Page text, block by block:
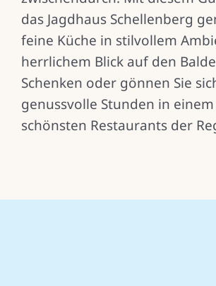
das Jagdhaus Schellenberg
feine Küche in stilvollem
herrlichem Blick auf den
Schenken oder gönnen Sie
genussvolle Stunden in
schönsten Restaurants der